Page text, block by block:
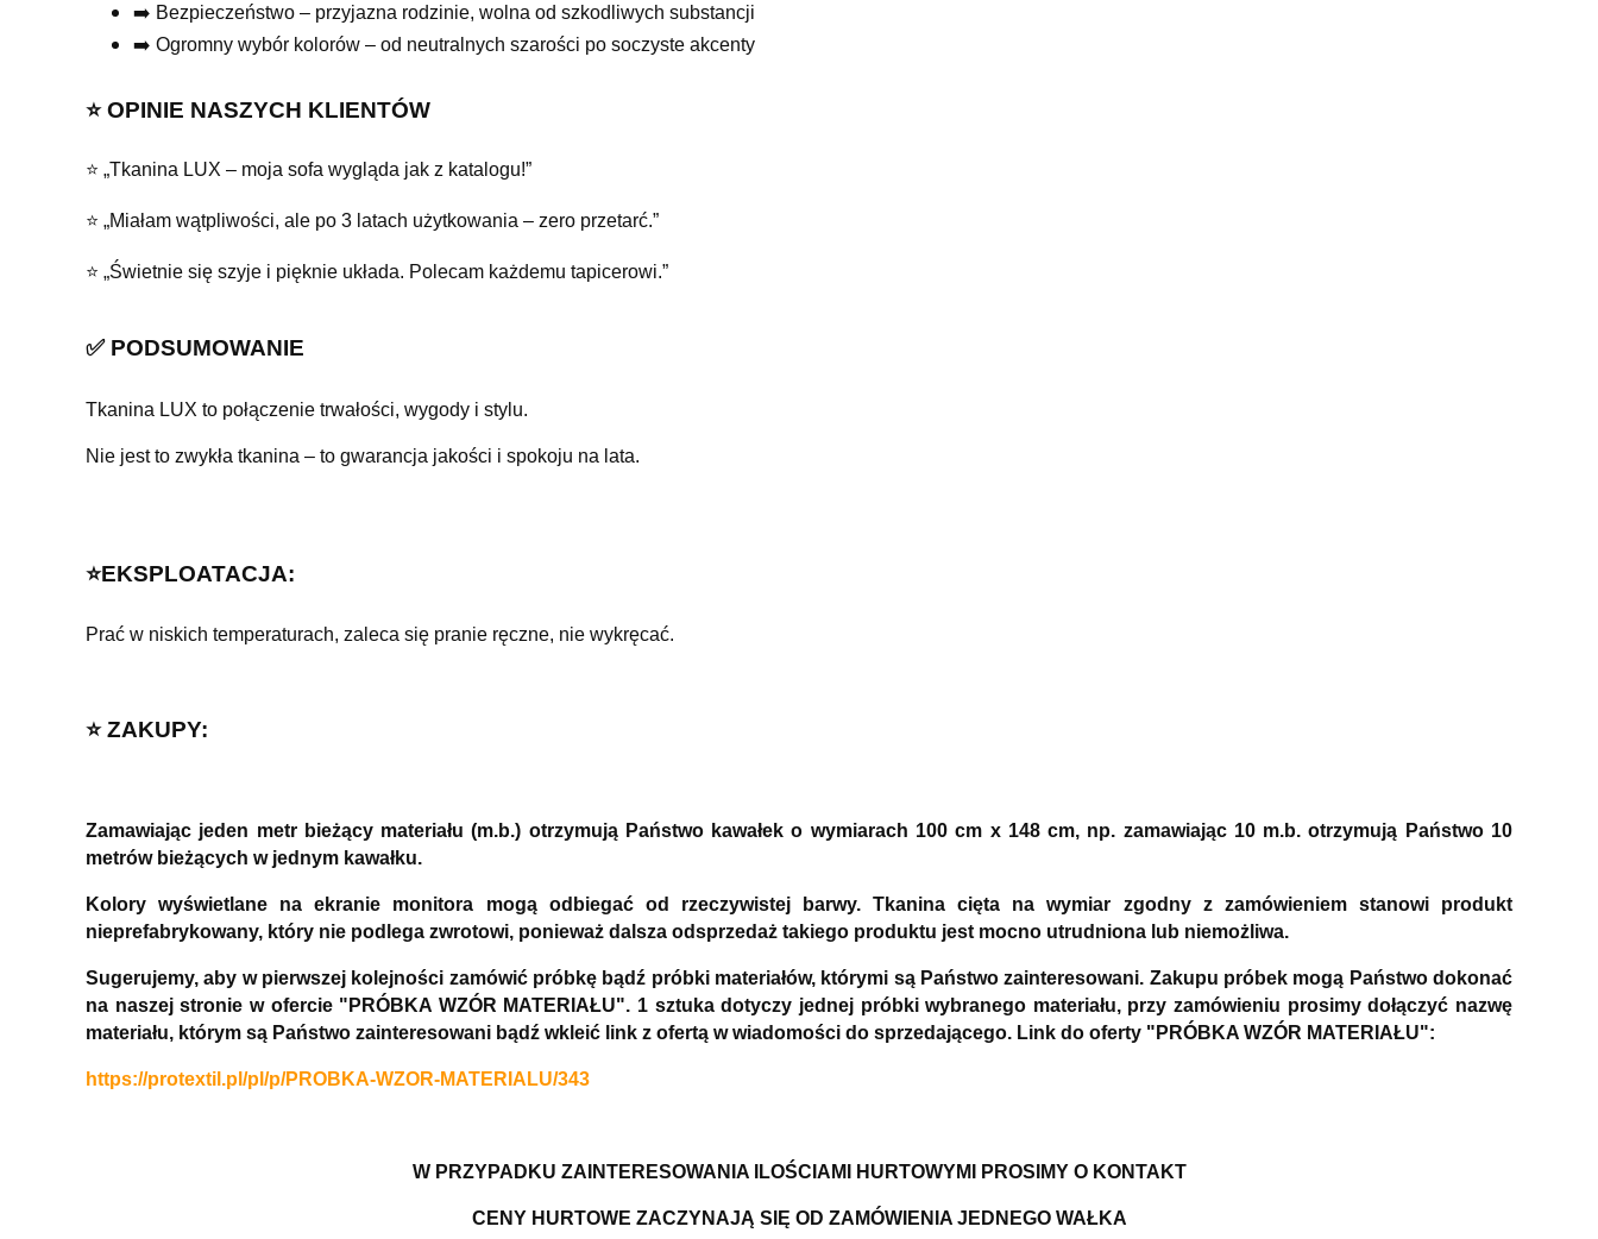
➡️ Bezpieczeństwo – przyjazna rodzinie, wolna od szkodliwych substancji
➡️ Ogromny wybór kolorów – od neutralnych szarości po soczyste akcenty
⭐️ OPINIE NASZYCH KLIENTÓW
⭐ „Tkanina LUX – moja sofa wygląda jak z katalogu!”
⭐ „Miałam wątpliwości, ale po 3 latach użytkowania – zero przetarć.”
⭐ „Świetnie się szyje i pięknie układa. Polecam każdemu tapicerowi.”
✅ PODSUMOWANIE
Tkanina LUX to połączenie trwałości, wygody i stylu.
Nie jest to zwykła tkanina – to gwarancja jakości i spokoju na lata.
⭐️EKSPLOATACJA:
Prać w niskich temperaturach, zaleca się pranie ręczne, nie wykręcać.
⭐️ ZAKUPY:
Zamawiając jeden metr bieżący materiału (m.b.) otrzymują Państwo kawałek o wymiarach 100 cm x 148 cm, np. zamawiając 10 m.b. otrzymują Państwo 10
metrów bieżących w jednym kawałku.
Kolory wyświetlane na ekranie monitora mogą odbiegać od rzeczywistej barwy. Tkanina cięta na wymiar zgodny z zamówieniem stanowi produkt
nieprefabrykowany, który nie podlega zwrotowi, ponieważ dalsza odsprzedaż takiego produktu jest mocno utrudniona lub niemożliwa.
Sugerujemy, aby w pierwszej kolejności zamówić próbkę bądź próbki materiałów, którymi są Państwo zainteresowani. Zakupu próbek mogą Państwo dokonać
na naszej stronie w ofercie "PRÓBKA WZÓR MATERIAŁU". 1 sztuka dotyczy jednej próbki wybranego materiału, przy zamówieniu prosimy dołączyć nazwę
materiału, którym są Państwo zainteresowani bądź wkleić link z ofertą w wiadomości do sprzedającego. Link do oferty "PRÓBKA WZÓR MATERIAŁU":
https://protextil.pl/pl/p/PROBKA-WZOR-MATERIALU/343
W PRZYPADKU ZAINTERESOWANIA ILOŚCIAMI HURTOWYMI PROSIMY O KONTAKT
CENY HURTOWE ZACZYNAJĄ SIĘ OD ZAMÓWIENIA JEDNEGO WAŁKA